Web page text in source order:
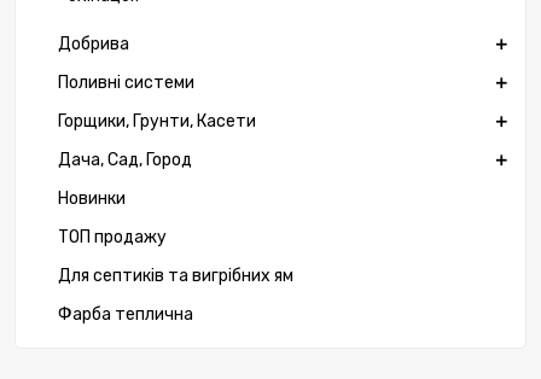
Добрива
Поливні системи
Горщики, Грунти, Касети
Дача, Сад, Город
Новинки
ТОП продажу
Для септиків та вигрібних ям
Фарба теплична